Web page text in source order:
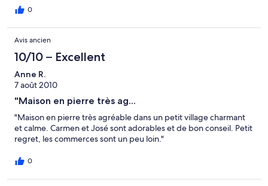
0
Avis ancien
10/10 – Excellent
Anne R.
7 août 2010
"Maison en pierre très ag...
"Maison en pierre très agréable dans un petit village charmant
et calme. Carmen et José sont adorables et de bon conseil. Petit
regret, les commerces sont un peu loin."
0